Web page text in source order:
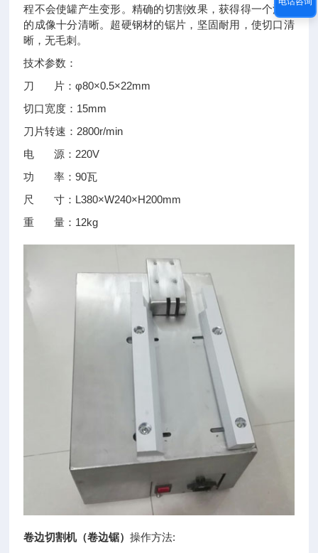
程不会使罐产生变形。精确的切割效果，获得得一个清晰
的成像十分清晰。超硬钢材的锯片，坚固耐用，使切口清
晰，无毛刺。
技术参数：
刀 片：φ80×0.5×22mm
切口宽度：15mm
刀片转速：2800r/min
电 源：220V
功 率：90瓦
尺 寸：L380×W240×H200mm
重 量：12kg
卷边切割机（卷边锯）操作方法: